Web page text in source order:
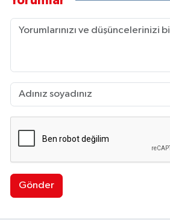
Gönder